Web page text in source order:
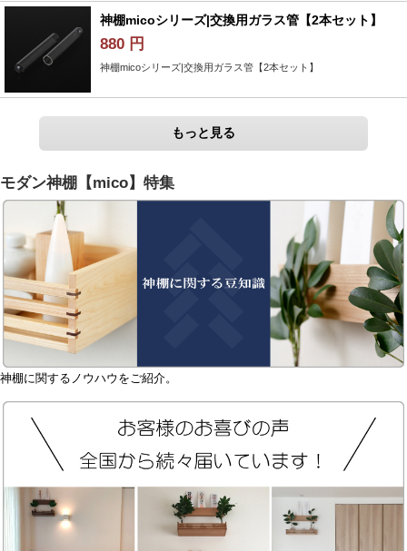
神棚micoシリーズ|交換用ガラス管【2本セット】
880 円
神棚micoシリーズ|交換用ガラス管【2本セット】
もっと見る
モダン神棚【mico】特集
神棚に関するノウハウをご紹介。